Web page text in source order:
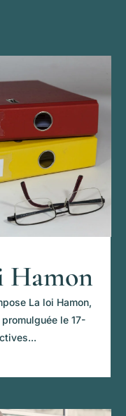
Hamon
La loi Hamon,
le 17-